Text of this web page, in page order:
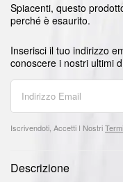
Spiacenti, questo
perché è esaurito.
Inserisci il tuo indirizzo
conoscere i nostri ultimi
Iscrivendoti, Accetti I Nostri
Descrizione